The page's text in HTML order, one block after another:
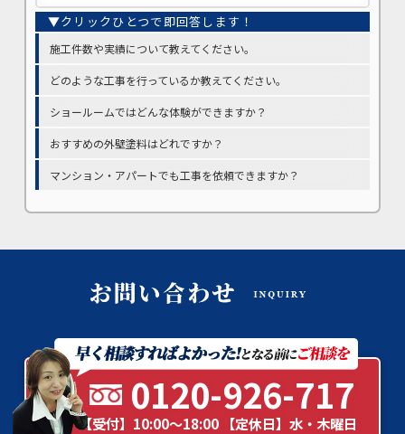
施工件数や実績について教えてください。
どのような工事を行っているか教えてください。
ショールームではどんな体験ができますか？
おすすめの外壁塗料はどれですか？
マンション・アパートでも工事を依頼できますか？
0120-926-717
【受付】10:00～18:00 【定休日】水・木曜日